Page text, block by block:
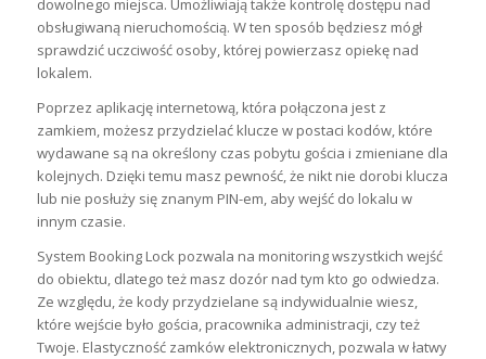
dowolnego miejsca. Umożliwiają także kontrolę dostępu nad
obsługiwaną nieruchomością. W ten sposób będziesz mógł
sprawdzić uczciwość osoby, której powierzasz opiekę nad
lokalem.
Poprzez aplikację internetową, która połączona jest z
zamkiem, możesz przydzielać klucze w postaci kodów, które
wydawane są na określony czas pobytu gościa i zmieniane dla
kolejnych. Dzięki temu masz pewność, że nikt nie dorobi klucza
lub nie posłuży się znanym PIN-em, aby wejść do lokalu w
innym czasie.
System Booking Lock pozwala na monitoring wszystkich wejść
do obiektu, dlatego też masz dozór nad tym kto go odwiedza.
Ze względu, że kody przydzielane są indywidualnie wiesz,
które wejście było gościa, pracownika administracji, czy też
Twoje. Elastyczność zamków elektronicznych, pozwala w łatwy